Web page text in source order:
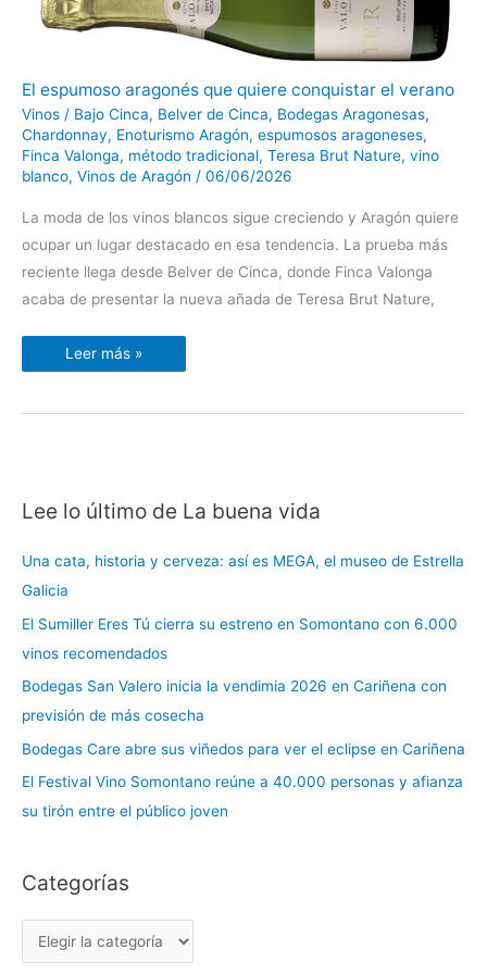
El espumoso aragonés que quiere conquistar el verano
Vinos / Bajo Cinca, Belver de Cinca, Bodegas Aragonesas,
Chardonnay, Enoturismo Aragón, espumosos aragoneses,
Finca Valonga, método tradicional, Teresa Brut Nature, vino
blanco, Vinos de Aragón / 06/06/2026
La moda de los vinos blancos sigue creciendo y Aragón quiere
ocupar un lugar destacado en esa tendencia. La prueba más
reciente llega desde Belver de Cinca, donde Finca Valonga
acaba de presentar la nueva añada de Teresa Brut Nature,
El
espumoso
aragonés
que
quiere
conquistar
el
verano
Leer más »
Lee lo último de La buena vida
Una cata, historia y cerveza: así es MEGA, el museo de Estrella
Galicia
El Sumiller Eres Tú cierra su estreno en Somontano con 6.000
vinos recomendados
Bodegas San Valero inicia la vendimia 2026 en Cariñena con
previsión de más cosecha
Bodegas Care abre sus viñedos para ver el eclipse en Cariñena
El Festival Vino Somontano reúne a 40.000 personas y afianza
su tirón entre el público joven
Categorías
C
t
e
g
o
r
í
a
s